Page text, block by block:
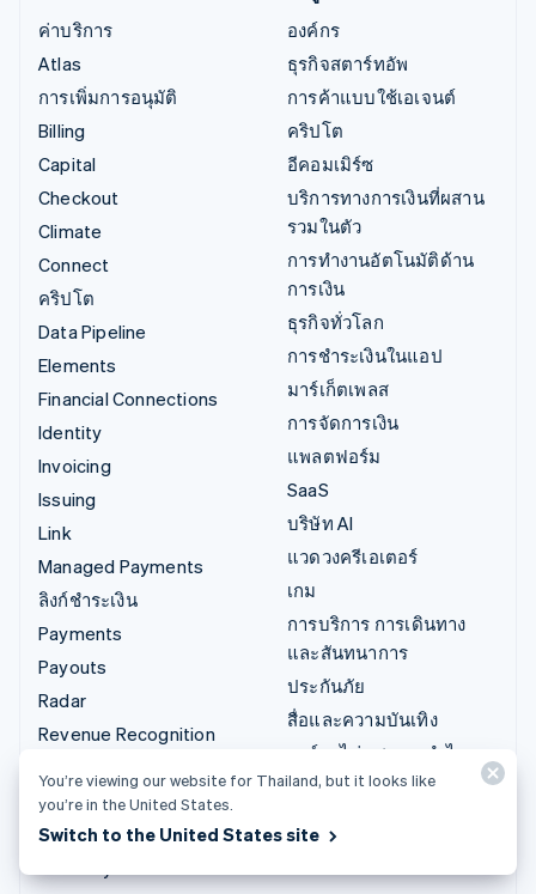
ค่าบริการ
Atlas
การเพิ่มการอนุมัติ
Billing
Capital
Checkout
Climate
Connect
คริปโต
Data Pipeline
Elements
Financial Connections
Identity
Invoicing
Issuing
Link
Managed Payments
ลิงก์ชำระเงิน
Payments
Payouts
Radar
Revenue Recognition
Tax
Terminal
องค์กร
ธุรกิจสตาร์ทอัพ
การค้าแบบใช้เอเจนต์
คริปโต
อีคอมเมิร์ซ
บริการทางการเงินที่ผสาน
รวมในตัว
การทำงานอัตโนมัติด้าน
การเงิน
ธุรกิจทั่วโลก
การชำระเงินในแอป
มาร์เก็ตเพลส
การจัดการเงิน
แพลตฟอร์ม
SaaS
บริษัท AI
แวดวงครีเอเตอร์
เกม
การบริการ การเดินทาง
และสันทนาการ
ประกันภัย
สื่อและความบันเทิง
องค์กรไม่แสวงผลกำไร
บริการเฉพาะทาง
You’re viewing our website for Thailand, but it looks like
you’re in the United States.
Switch to the United States site